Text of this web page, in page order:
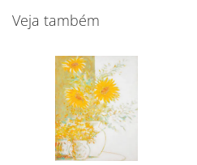
Veja também